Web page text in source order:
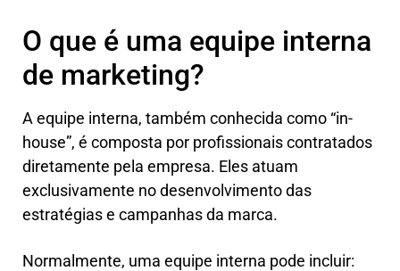
O que é uma equipe interna
de marketing?
A equipe interna, também conhecida como “in-
house”, é composta por profissionais contratados
diretamente pela empresa. Eles atuam
exclusivamente no desenvolvimento das
estratégias e campanhas da marca.
Normalmente, uma equipe interna pode incluir: